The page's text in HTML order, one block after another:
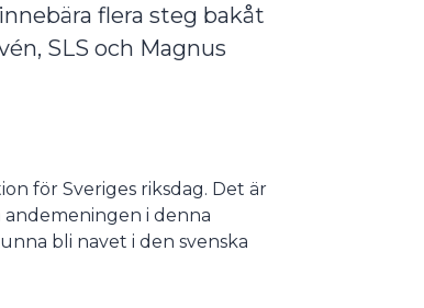
flera steg bakåt
SLS och Magnus
för Sveriges riksdag. Det är
i denna
bli navet i den svenska